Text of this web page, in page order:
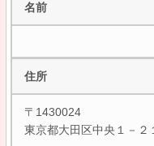
名前
住所
〒1430024
東京都大田区中央１－